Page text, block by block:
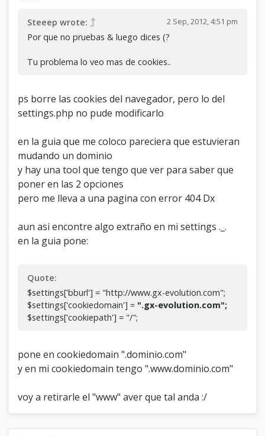
2 Sep, 2012, 4:51 pm
Steeep wrote:
Por que no pruebas & luego dices (?
Tu problema lo veo mas de cookies..
ps borre las cookies del navegador, pero lo del
settings.php no pude modificarlo
en la guia que me coloco pareciera que estuvieran
mudando un dominio
y hay una tool que tengo que ver para saber que
poner en las 2 opciones
pero me lleva a una pagina con error 404 Dx
aun asi encontre algo extraño en mi settings ._.
en la guia pone:
Quote:
$settings['bburl'] = "http://www.gx-evolution.com";
$settings['cookiedomain'] = ".gx-evolution.com";
$settings['cookiepath'] = "/";
pone en cookiedomain ".dominio.com"
y en mi cookiedomain tengo ".www.dominio.com"
voy a retirarle el "www" aver que tal anda :/